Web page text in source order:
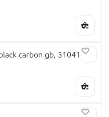
carbon gb, 310415